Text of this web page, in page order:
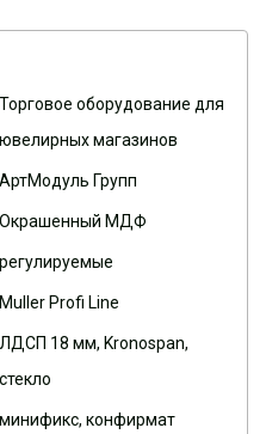
Торговое оборудование для
ювелирных магазинов
АртМодуль Групп
Окрашенный МДФ
регулируемые
Muller Profi Line
ЛДСП 18 мм, Kronospan,
стекло
минификс, конфирмат